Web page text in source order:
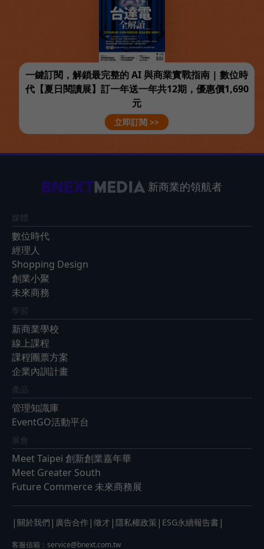
一鍵訂閱，解鎖最完整的 AI 與商業實戰指南 | 數位時
代【夏日閱讀展】訂一年送一年共12期，優惠價1,690
元
立即訂閱 >>
新商業的領航者
媒體
數位時代
經理人
Shopping Design
創業小聚
未來商務
學習
新商業學校
線上課程
課程團票方案
企業內訓計畫
產品
管理知識庫
EventGO活動平台
展會
Meet Taipei 創新創業嘉年華
Meet Greater South
Future Commerce 未來商務展
| 關於我們 | 廣告合作 | 徵才 | 隱私權政策 | ESG永續報告書 |
客服信箱： service@bnext.com.tw